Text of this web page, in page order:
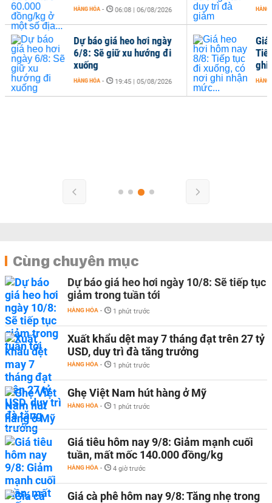
ghi
HÀNG
HÀNG HÓA - 06:08 | 06/08/2026
Dự báo giá heo hơi ngày
6/8: Sẽ giữ xu hướng đi
xuống
HÀNG HÓA - 19:45 | 05/08/2026
HÀNG
Cùng chuyên mục
Dự báo giá heo hơi ngày 10/8: Sẽ tiếp tục
giảm trong tuần tới
HÀNG HÓA - 1 phút trước
Xuất khẩu dệt may 7 tháng đạt trên 27 tỷ
USD, duy trì đà tăng trưởng
HÀNG HÓA - 1 phút trước
Ghẹ Việt Nam hút hàng ở Mỹ
HÀNG HÓA - 1 phút trước
Giá tiêu hôm nay 9/8: Giảm mạnh cuối
tuần, mất mốc 140.000 đồng/kg
HÀNG HÓA - 4 giờ trước
Giá cà phê hôm nay 9/8: Tăng nhẹ trong